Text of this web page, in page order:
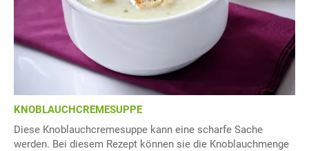
KNOBLAUCHCREMESUPPE
Diese Knoblauchcremesuppe kann eine scharfe Sache
werden. Bei diesem Rezept können sie die Knoblauchmenge